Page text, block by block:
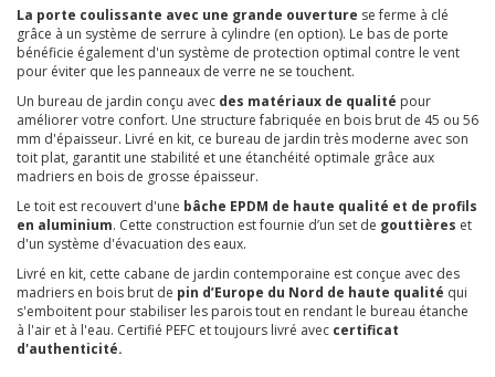
La porte coulissante avec une grande ouverture se ferme à clé
grâce à un système de serrure à cylindre (en option). Le bas de porte
bénéficie également d'un système de protection optimal contre le vent
pour éviter que les panneaux de verre ne se touchent.
Un bureau de jardin conçu avec des matériaux de qualité pour
améliorer votre confort. Une structure fabriquée en bois brut de 45 ou 56
mm d'épaisseur. Livré en kit, ce bureau de jardin très moderne avec son
toit plat, garantit une stabilité et une étanchéité optimale grâce aux
madriers en bois de grosse épaisseur.
Le toit est recouvert d'une bâche EPDM de haute qualité et de profils
en aluminium. Cette construction est fournie d’un set de gouttières et
d'un système d'évacuation des eaux.
Livré en kit, cette cabane de jardin contemporaine est conçue avec des
madriers en bois brut de pin d’Europe du Nord de haute qualité qui
s'emboitent pour stabiliser les parois tout en rendant le bureau étanche
à l'air et à l'eau. Certifié PEFC et toujours livré avec certificat
d'authenticité.